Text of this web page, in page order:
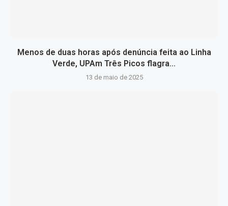
Menos de duas horas após denúncia feita ao Linha
Verde, UPAm Três Picos flagra...
13 de maio de 2025